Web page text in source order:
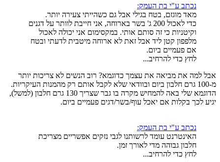
נכתב ע"י בת העמק:
מאד מוגזם, בטח בגילי אבל גם כשהייתי צעירה יותר.
כדי לאכול 200 ג' בשר בארוחה, אני חייבת לוותר על דגנים
וקיטניות כי זה סותם אותי. במקסימום אני יכולה לאכול
מלפפון קטן ליד אבל זאת לא ארוחה מיטבית לדעתי ובטח
אם פעמיים ביום.
לחץ כדי להרחיב...
אבל למה את מביאה את עצמך כדוגמא? רוב הנשים לא צריכות יותר
מ-100 גרם חלבון ביום ובוודאי שלא לקבל אותם רק מהמנות העיקריות.
הדוגמא שלי באה להמחיש מקרה בו גבר שצריך 130 גרם חלבון (למשל),
יגיע לכך בקלות אם יאכל עוף/בשר/דגים פעמיים ביום.
נכתב ע"י בת העמק:
האינטרנט עומד לרשותנו לגבי נזקים אפשריים מצריכת
חלבון גבוהה מדי לאורך זמן.
לחץ כדי להרחיב...